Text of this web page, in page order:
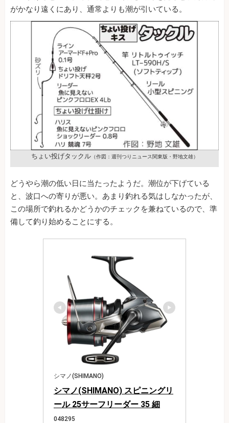
がかなり遠くにあり、通常よりも潮が引いている。
ちょい投げタックル（作図：週刊つりニュース関東版・野地文雄）
どうやら潮の低い日に当たったようだ。潮位が下げている
と、波口への寄りが悪い。あまり釣れる気はしなかったが、
この場所で釣れるかどうかのチェックを兼ねているので、準
備して釣り始めることにする。
シマノ(SHIMANO)
シマノ(SHIMANO) スピニングリ
ール 25サーフリーダー 35 細
048295